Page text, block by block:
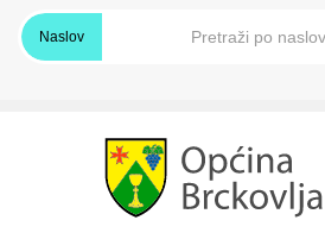
Naslov